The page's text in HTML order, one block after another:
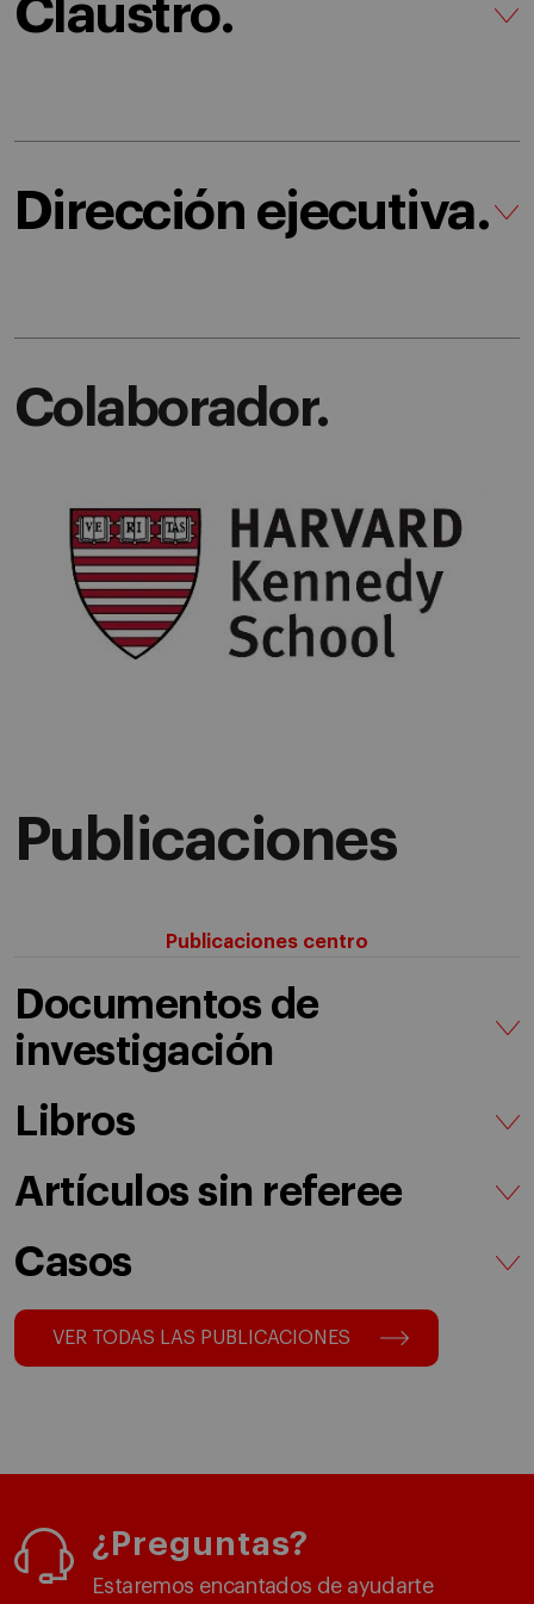
Claustro.
Dirección ejecutiva.
Colaborador.
Publicaciones
Publicaciones centro
Documentos de
investigación
Libros
Artículos sin referee
Casos
VER TODAS LAS PUBLICACIONES
¿Preguntas?
Estaremos encantados de ayudarte